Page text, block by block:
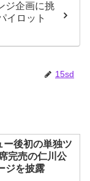
ジ企画に挑
イロット
15sd
ー後初の単独ツ
完売の仁川公
ジを披露